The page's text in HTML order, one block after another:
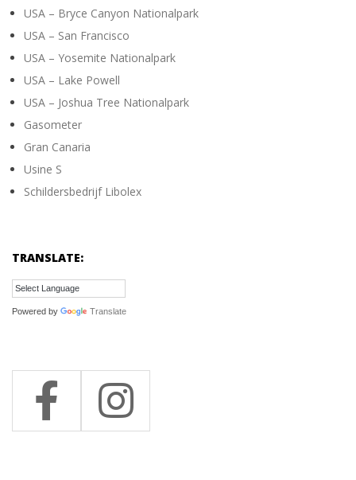
USA – Bryce Canyon Nationalpark
USA – San Francisco
USA – Yosemite Nationalpark
USA – Lake Powell
USA – Joshua Tree Nationalpark
Gasometer
Gran Canaria
Usine S
Schildersbedrijf Libolex
TRANSLATE:
Powered by Translate